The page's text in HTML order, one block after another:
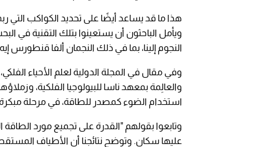
هذا ما قد يساعد أيضًا على تحديد الكواكب التي
ويأمل الباحثون أن يستعينوا بتلك التقنية في
النجوم إلينا، بما في ذلك النجمان ألفا قنطورس إيه
وفي مقال في المجلة الدولية لعلم الأحياء
والعالِمة بمعهد ناسا للبيولوجيا الفلكية،
استخدام الضوء كمصدر للطاقة، في مرحلة
وتابعوا بقولهم "القدرة على تجميع مورد الطاقة
عليها سكان. وتوضح نتائجنا أن الأطياف